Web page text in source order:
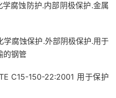
腐蚀防护.内部阴极保护.金属
腐蚀保护.外部阴极保护.用于
的钢管
C15-150-22:2001 用于保护